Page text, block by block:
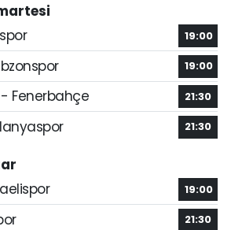
19:00
19:00
- Fenerbahçe 21:30
21:30
19:00
21:30